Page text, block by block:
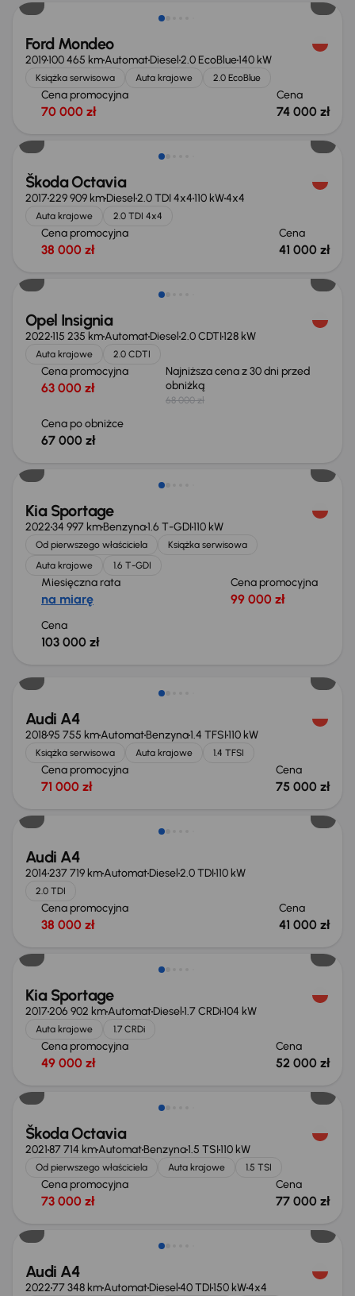
Ford Mondeo
2019100 465 kmAutomatDiesel2.0 EcoBlue140 kW
Książka serwisowa Auta krajowe 2.0 EcoBlue
Cena promocyjna
70 000 zł
Cena
74 000 zł
Škoda Octavia
2017229 909 kmDiesel2.0 TDI 4x4110 kW4x4
Auta krajowe 2.0 TDI 4x4
Cena promocyjna
38 000 zł
Cena
41 000 zł
Taniej o 1 000 zł
Opel Insignia
2022115 235 kmAutomatDiesel2.0 CDTI128 kW
Auta krajowe 2.0 CDTI
Cena promocyjna
63 000 zł
Najniższa cena z 30 dni przed
obniżką
68 000 zł
Cena po obniżce
67 000 zł
Kia Sportage
202234 997 kmBenzyna1.6 T-GDI110 kW
Od pierwszego właściciela
Książka serwisowa
Auta krajowe
1.6 T-GDI
Miesięczna rata
na miarę
Cena promocyjna
99 000 zł
Cena
103 000 zł
Audi A4
201895 755 kmAutomatBenzyna1.4 TFSI110 kW
Książka serwisowa Auta krajowe 1.4 TFSI
Cena promocyjna
71 000 zł
Cena
75 000 zł
Audi A4
2014237 719 kmAutomatDiesel2.0 TDI110 kW
2.0 TDI
Cena promocyjna
38 000 zł
Cena
41 000 zł
Kia Sportage
2017206 902 kmAutomatDiesel1.7 CRDi104 kW
Auta krajowe 1.7 CRDi
Cena promocyjna
49 000 zł
Cena
52 000 zł
Możliwość odliczenia VAT
Škoda Octavia
202187 714 kmAutomatBenzyna1.5 TSI110 kW
Od pierwszego właściciela Auta krajowe 1.5 TSI
Cena promocyjna
73 000 zł
Cena
77 000 zł
Taniej o 1 000 zł
Audi A4
202277 348 kmAutomatDiesel40 TDI150 kW4x4